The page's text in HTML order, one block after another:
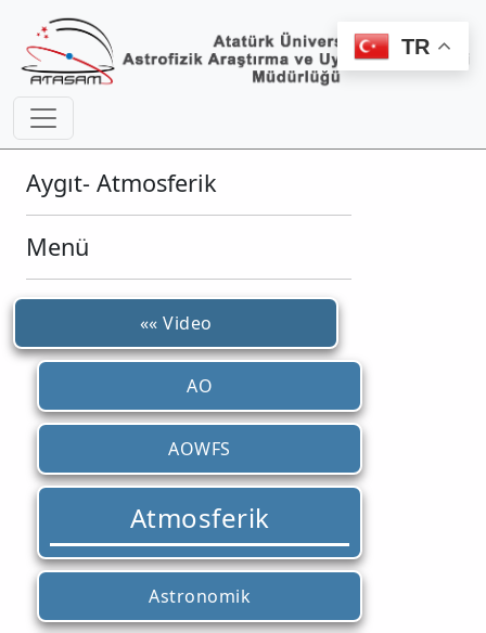
Aygıt- Atmosferik
Menü
«« Video
AO
AOWFS
Atmosferik
Astronomik
TR